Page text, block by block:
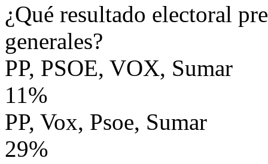
¿Qué resultado electoral
generales?
PP, PSOE, VOX, Sumar
11%
PP, Vox, Psoe, Sumar
29%